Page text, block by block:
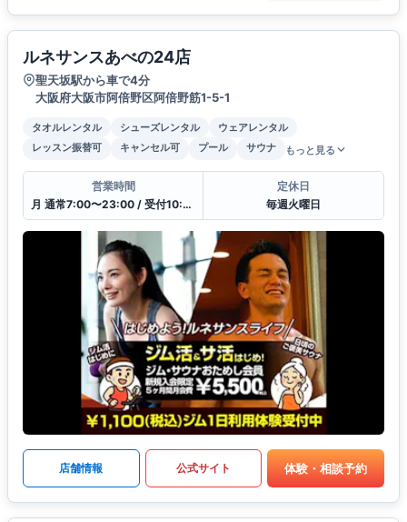
ルネサンスあべの24店
聖天坂駅から車で4分
大阪府大阪市阿倍野区阿倍野筋1-5-1
タオルレンタル シューズレンタル
ウェアレンタル
レッスン振替可
キャンセル可 プール サウナ もっと見る
営業時間
月 通常7:00〜23:00 / 受付10:00〜21:00
定休日
毎週火曜日
店舗情報 公式サイト 体験・相談予約